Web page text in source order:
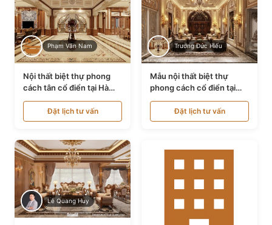
Phạm Văn Nam
Nội thất biệt thự phong
cách tân cổ điển tại Hà
Nội NT24405
Đặt lịch tư vấn
Trương Đức Hiếu
Mẫu nội thất biệt thự
phong cách cổ điển tại
Bình Dương NT24532
Đặt lịch tư vấn
Lê Quang Huy